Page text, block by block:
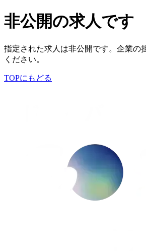
非公開の求人です
指定された求人は非公開です。企業の
ください。
TOPにもどる